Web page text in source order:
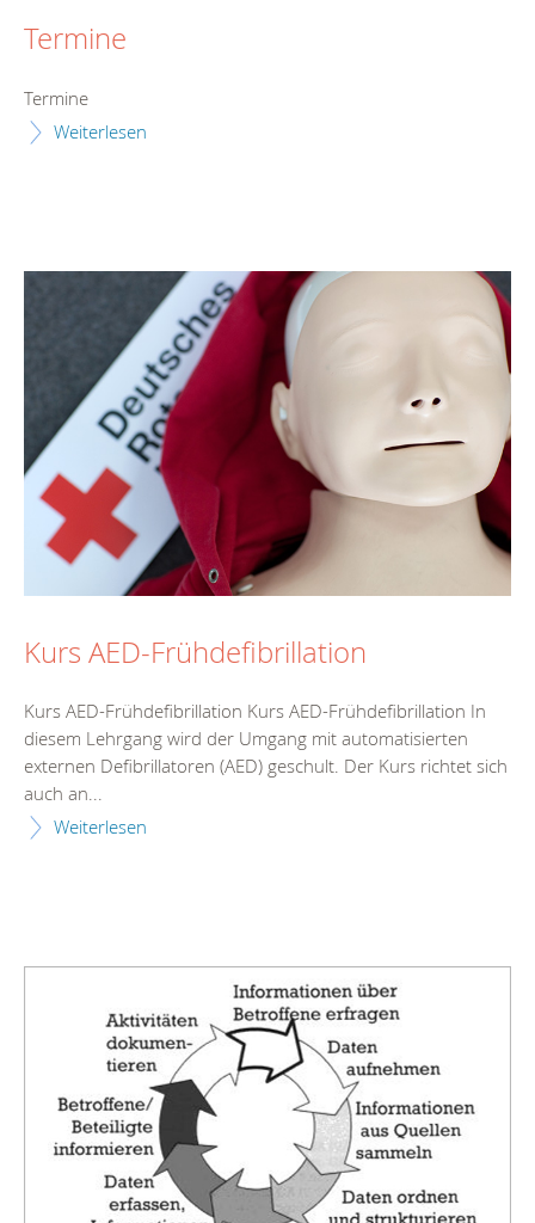
Termine
Termine
Weiterlesen
Kurs AED-Frühdefibrillation
Kurs AED-Frühdefibrillation Kurs AED-Frühdefibrillation In
diesem Lehrgang wird der Umgang mit automatisierten
externen Defibrillatoren (AED) geschult. Der Kurs richtet sich
auch an...
Weiterlesen